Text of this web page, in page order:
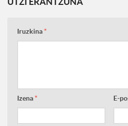
Iruzkina*
Izena* E-